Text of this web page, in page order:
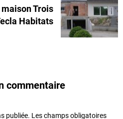
Trois
Habitats
commentaire
publiée. Les champs obligatoires